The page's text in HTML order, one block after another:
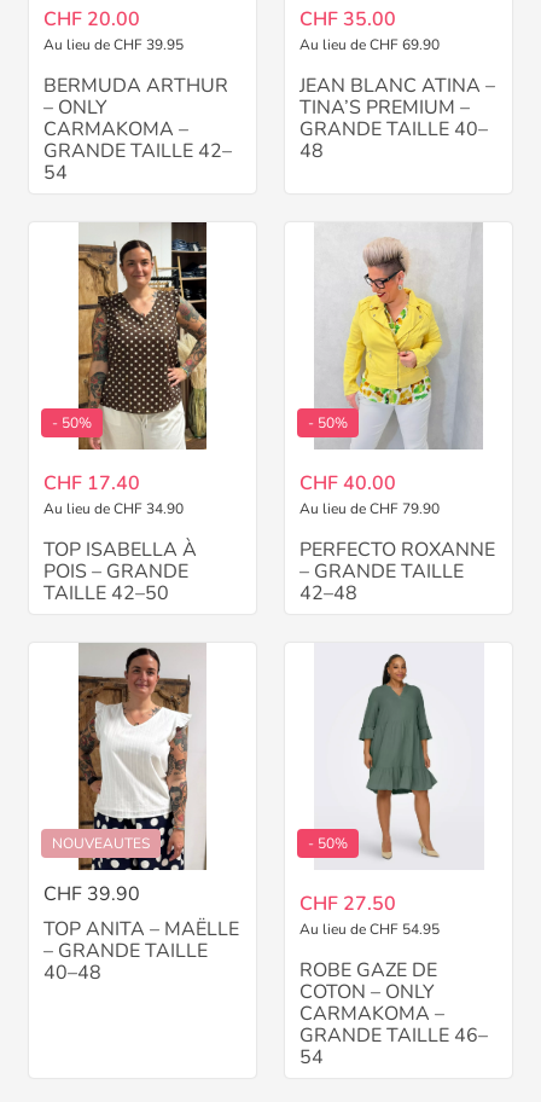
CHF 20.00
Au lieu de CHF 39.95
BERMUDA ARTHUR
– ONLY
CARMAKOMA –
GRANDE TAILLE 42–
54
CHF 35.00
Au lieu de CHF 69.90
JEAN BLANC ATINA –
TINA’S PREMIUM –
GRANDE TAILLE 40–
48
- 50%
CHF 17.40
Au lieu de CHF 34.90
TOP ISABELLA À
POIS – GRANDE
TAILLE 42–50
- 50%
CHF 40.00
Au lieu de CHF 79.90
PERFECTO ROXANNE
– GRANDE TAILLE
42–48
NOUVEAUTES
CHF 39.90
TOP ANITA – MAËLLE
– GRANDE TAILLE
40–48
- 50%
CHF 27.50
Au lieu de CHF 54.95
ROBE GAZE DE
COTON – ONLY
CARMAKOMA –
GRANDE TAILLE 46–
54